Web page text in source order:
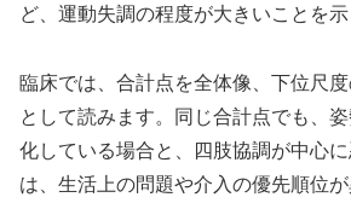
ど、運動失調の程度が大きいことを示
臨床では、合計点を全体像、下位尺
として読みます。同じ合計点でも、
化している場合と、四肢協調が中心
は、生活上の問題や介入の優先順位が